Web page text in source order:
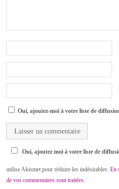
Oui, ajoutez-moi à votre liste de
Oui, ajoutez moi à votre liste de
utilise Akismet pour réduire les indésirables.En
de vos commentaires sont traitées.